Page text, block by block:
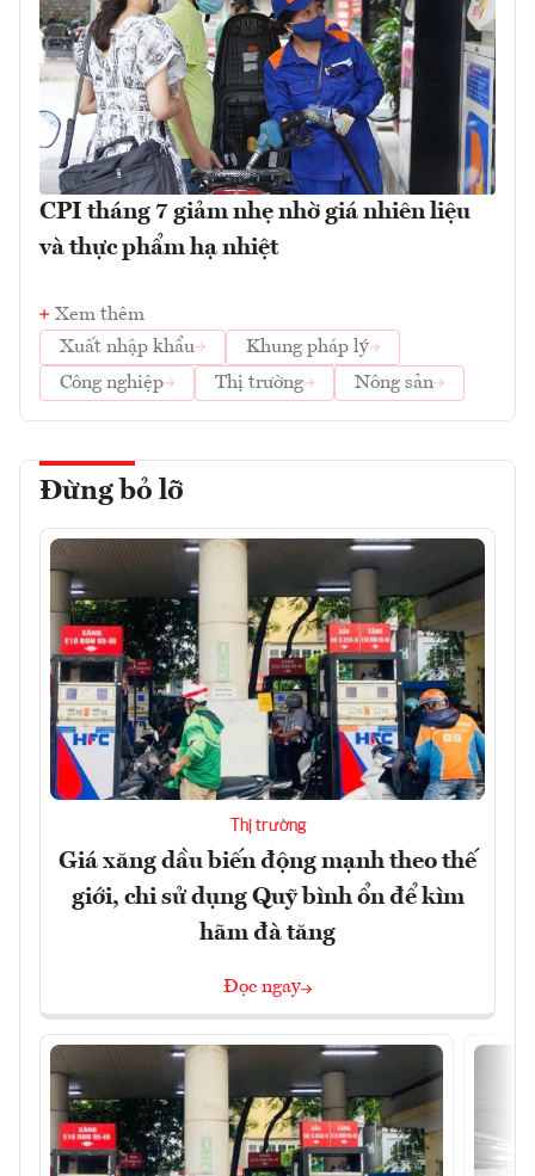
CPI tháng 7 giảm nhẹ nhờ giá nhiên liệu
và thực phẩm hạ nhiệt
Xem thêm
Xuất nhập khẩu
Khung pháp lý
Công nghiệp
Thị trường Nông sản
Đừng bỏ lỡ
Thị trường
Giá xăng dầu biến động mạnh theo thế
giới, chi sử dụng Quỹ bình ổn để kìm
hãm đà tăng
Đọc ngay